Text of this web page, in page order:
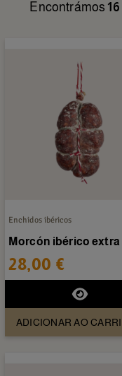
Encontrámos
Enchidos ibéricos
Morcón ibérico extra
28,00 €
ADICIONAR AO